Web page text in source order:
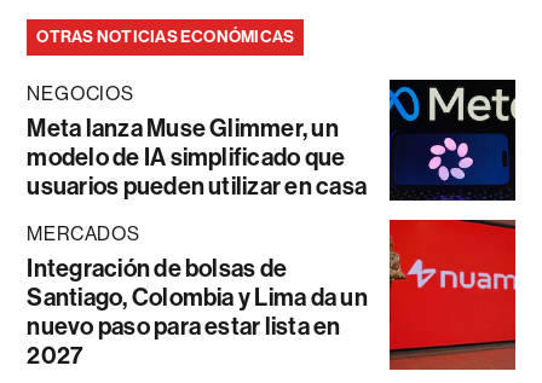
OTRAS NOTICIAS ECONÓMICAS
NEGOCIOS
Meta lanza Muse Glimmer, un
modelo de IA simplificado que
usuarios pueden utilizar en casa
MERCADOS
Integración de bolsas de
Santiago, Colombia y Lima da un
nuevo paso para estar lista en
2027